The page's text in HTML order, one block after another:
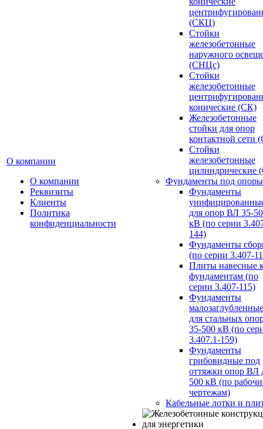
О компании
О компании
Реквизиты
Клиенты
Политика
конфиденциальности
(СКЦ)
Стойки
железобетонные
наружного
(СНЦс)
Стойки
железобетонные
конические (СК)
Железобетонные
стойки для опор
контактной сети
Стойки
железобетонные
цилиндрические
Фундаменты под опоры
Фундаменты
для опор ВЛ 35-
кВ (по серии
144)
Фундаменты
(по серии 3.407-
Плиты навесные
фундаментам (по
серии 3.407-115)
Фундаменты
малозаглубленные
для стальных
35-500 кВ (по
3.407.1-159)
Фундаменты
грибовидные под
оттяжки опор ВЛ
500 кВ (по
чертежам)
Кабельные лотки и